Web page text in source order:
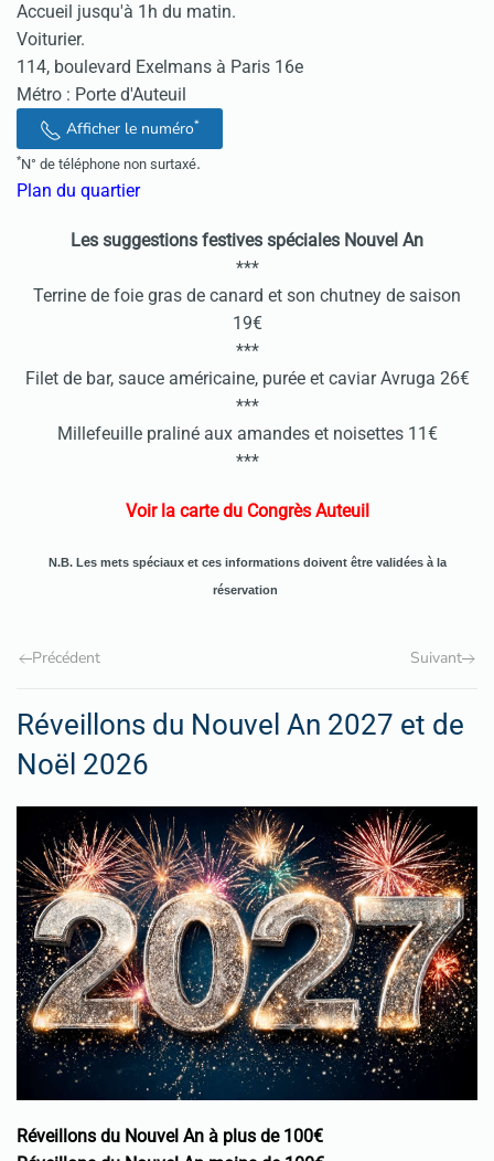
Accueil jusqu'à 1h du matin.
Voiturier.
114, boulevard Exelmans à Paris 16e
Métro : Porte d'Auteuil
Afficher le numéro*
*N° de téléphone non surtaxé.
Plan du quartier
Les suggestions festives spéciales Nouvel An
***
Terrine de foie gras de canard et son chutney de saison
19€
***
Filet de bar, sauce américaine, purée et caviar Avruga 26€
***
Millefeuille praliné aux amandes et noisettes 11€
***
Voir la carte du Congrès Auteuil
N.B. Les mets spéciaux et ces informations doivent être validées à la
réservation
Précédent Suivant
Réveillons du Nouvel An 2027 et de
Noël 2026
Réveillons du Nouvel An à plus de 100€